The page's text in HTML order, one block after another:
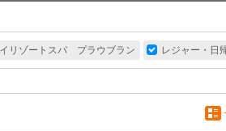
リゾートスパ プラウブラン レジャー・日